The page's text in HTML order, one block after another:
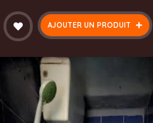
AJOUTER UN PRODUIT